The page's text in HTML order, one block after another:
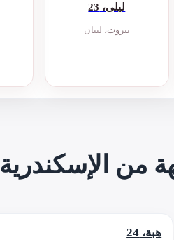
ليلى، 23
بيروت، لبنان
من الإسكندرية
هبة، 24